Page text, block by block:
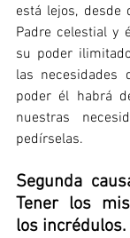
está lejos, desde
Padre celestial y
su poder
las necesidades
poder él habrá
nuestras
pedírselas.
Segunda
Tener los
los incrédulos.